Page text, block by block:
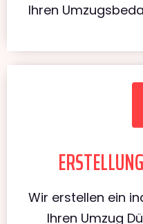
Ihren
Wir erstellen ein
Ihren Umzug